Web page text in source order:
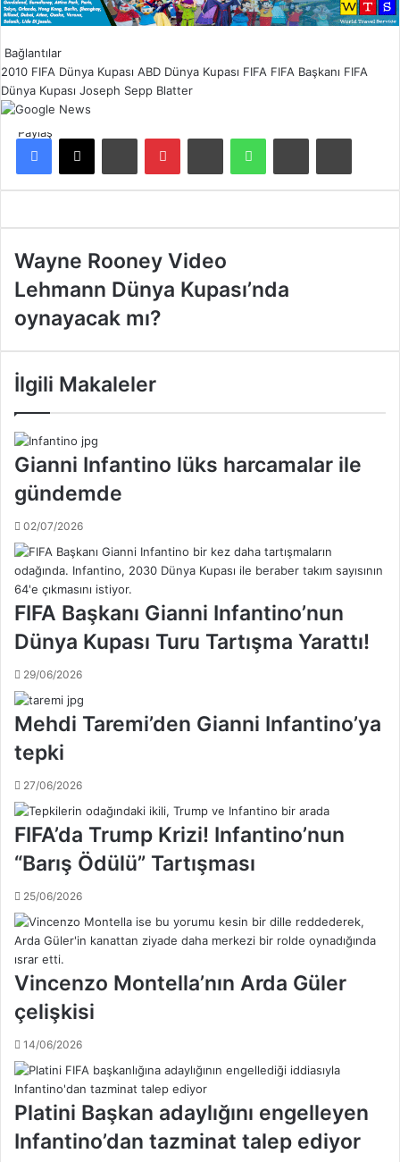
Bağlantılar
2010 FIFA Dünya Kupası ABD Dünya Kupası FIFA FIFA Başkanı FIFA
Dünya Kupası Joseph Sepp Blatter
Paylaş
W
y
n
e
R
y
V
d
Wayne Rooney Video
L
h
n
D
ü
y
a
K
u
p
a
s
ı
’
n
a
o
y
n
a
a
c
a
?
Lehmann Dünya Kupası’nda
oynayacak mı?
İlgili Makaleler
Gianni Infantino lüks harcamalar ile
gündemde
02/07/2026
FIFA Başkanı Gianni Infantino’nun
Dünya Kupası Turu Tartışma Yarattı!
29/06/2026
Mehdi Taremi’den Gianni Infantino’ya
tepki
27/06/2026
FIFA’da Trump Krizi! Infantino’nun
“Barış Ödülü” Tartışması
25/06/2026
Vincenzo Montella’nın Arda Güler
çelişkisi
14/06/2026
Platini Başkan adaylığını engelleyen
Infantino’dan tazminat talep ediyor